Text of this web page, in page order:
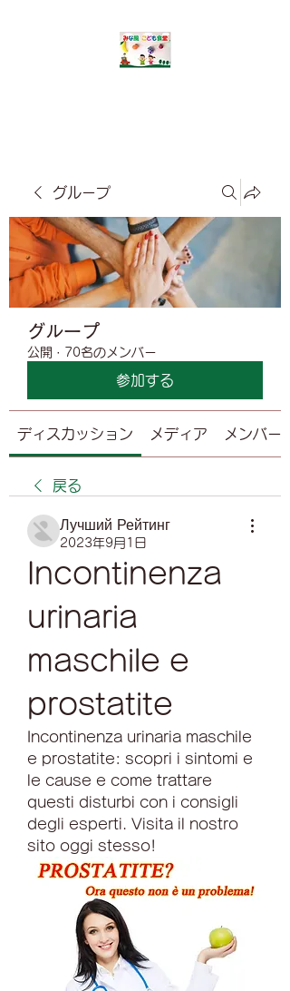
グループ
グループ
公開 · 70名のメンバー
参加する
ディスカッション メディア メンバー
戻る
Лучший Рейтинг
2023年9月1日
Incontinenza
urinaria
maschile e
prostatite
Incontinenza urinaria maschile
e prostatite: scopri i sintomi e
le cause e come trattare
questi disturbi con i consigli
degli esperti. Visita il nostro
sito oggi stesso!